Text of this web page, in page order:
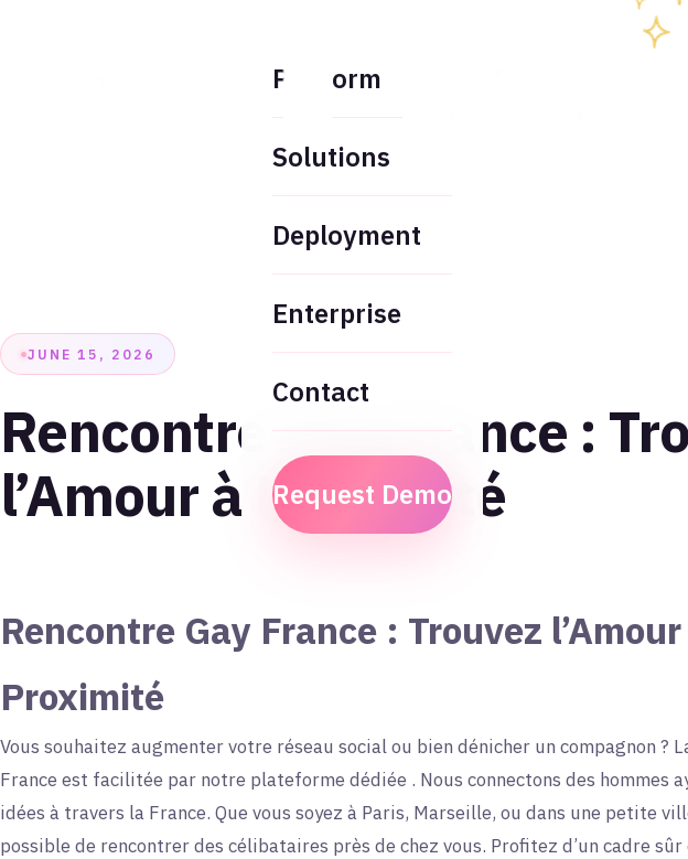
Platform
Solutions
Deployment
Enterprise
Contact
Request Demo
JUNE 15, 2026
Rencontre Gay France :
l’Amour à Proximité
Rencontre Gay France : Trouvez
Proximité
Vous souhaitez augmenter votre réseau social ou bien dénicher un compagnon ?
France est facilitée par notre plateforme dédiée . Nous connectons des hommes
idées à travers la France. Que vous soyez à Paris, Marseille, ou dans une petite
possible de rencontrer des célibataires près de chez vous. Profitez d’un cadre